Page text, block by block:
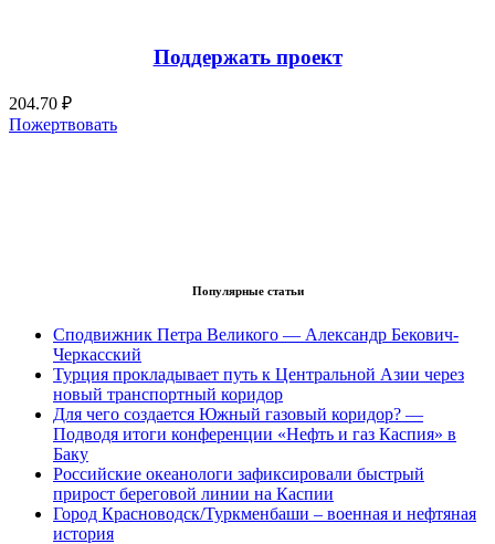
Поддержать проект
204.70 ₽
Пожертвовать
Популярные статьи
Сподвижник Петра Великого — Александр Бекович-
Черкасский
Турция прокладывает путь к Центральной Азии через
новый транспортный коридор
Для чего создается Южный газовый коридор? —
Подводя итоги конференции «Нефть и газ Каспия» в
Баку
Российские океанологи зафиксировали быстрый
прирост береговой линии на Каспии
Город Красноводск/Туркменбаши – военная и нефтяная
история